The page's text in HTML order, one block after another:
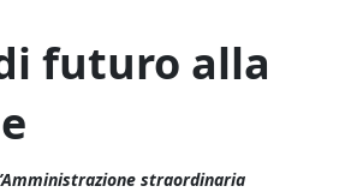
futuro alla
straordinaria